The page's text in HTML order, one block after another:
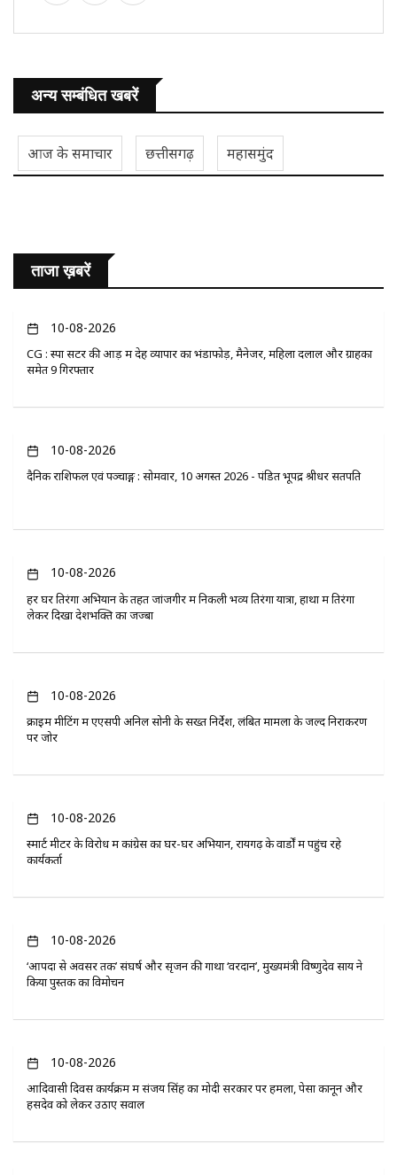
अन्य सम्बंधित खबरें
आज के समाचार छत्तीसगढ़ महासमुंद
ताजा ख़बरें
10-08-2026
CG : स्पा सेंटर की आड़ में देह व्यापार का भंडाफोड़, मैनेजर, महिला दलाल और ग्राहकों
समेत 9 गिरफ्तार
10-08-2026
दैनिक राशिफल एवं पञ्चाङ्ग : सोमवार, 10 अगस्त 2026 - पंडित भूपेंद्र श्रीधर सतपति
10-08-2026
हर घर तिरंगा अभियान के तहत जांजगीर में निकली भव्य तिरंगा यात्रा, हाथों में तिरंगा
लेकर दिखा देशभक्ति का जज्बा
10-08-2026
क्राइम मीटिंग में एएसपी अनिल सोनी के सख्त निर्देश, लंबित मामलों के जल्द निराकरण
पर जोर
10-08-2026
स्मार्ट मीटर के विरोध में कांग्रेस का घर-घर अभियान, रायगढ़ के वार्डों में पहुंच रहे
कार्यकर्ता
10-08-2026
‘आपदा से अवसर तक’ संघर्ष और सृजन की गाथा ‘वरदान’, मुख्यमंत्री विष्णुदेव साय ने
किया पुस्तक का विमोचन
10-08-2026
आदिवासी दिवस कार्यक्रम में संजय सिंह का मोदी सरकार पर हमला, पेसा कानून और
हसदेव को लेकर उठाए सवाल